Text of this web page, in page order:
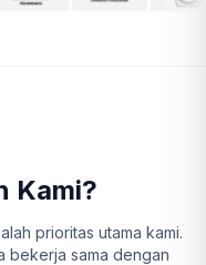
Kami?
prioritas utama kami.
bekerja sama dengan